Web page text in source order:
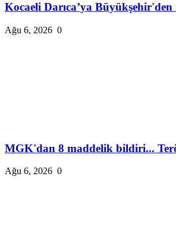
Kocaeli Darıca’ya Büyükşehir'den
Ağu 6, 2026 0
MGK'dan 8 maddelik bildiri...
Ağu 6, 2026 0